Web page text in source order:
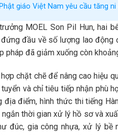
giáo Việt Nam yêu cầu tăng
MOEL Son Pil Hun, hai
đầu về số lượng lao động
pháp đã giảm xuống còn
chặt chẽ để nâng cao hiệu
và chỉ tiêu tiếp nhận phù
điểm, hình thức thi tiếng
thời gian xử lý hồ sơ và
đúc, gia công nhựa, xử lý bề